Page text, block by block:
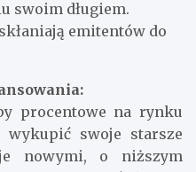
swoim długiem.
emitentów do
procentowe na rynku
wykupić swoje starsze
nowymi, o niższym